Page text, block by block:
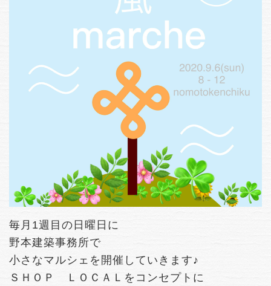
毎月1週目の日曜日に
野本建築事務所で
小さなマルシェを開催していきます♪
ＳＨＯＰ ＬＯＣＡＬをコンセプトに